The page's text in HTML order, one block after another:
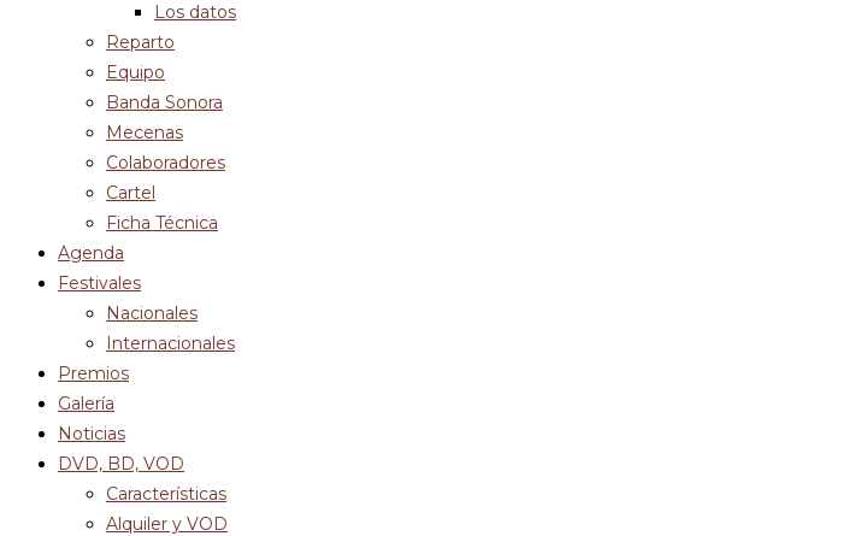
Los datos
Reparto
Equipo
Banda Sonora
Mecenas
Colaboradores
Cartel
Ficha Técnica
Agenda
Festivales
Nacionales
Internacionales
Premios
Galería
Noticias
DVD, BD, VOD
Características
Alquiler y VOD